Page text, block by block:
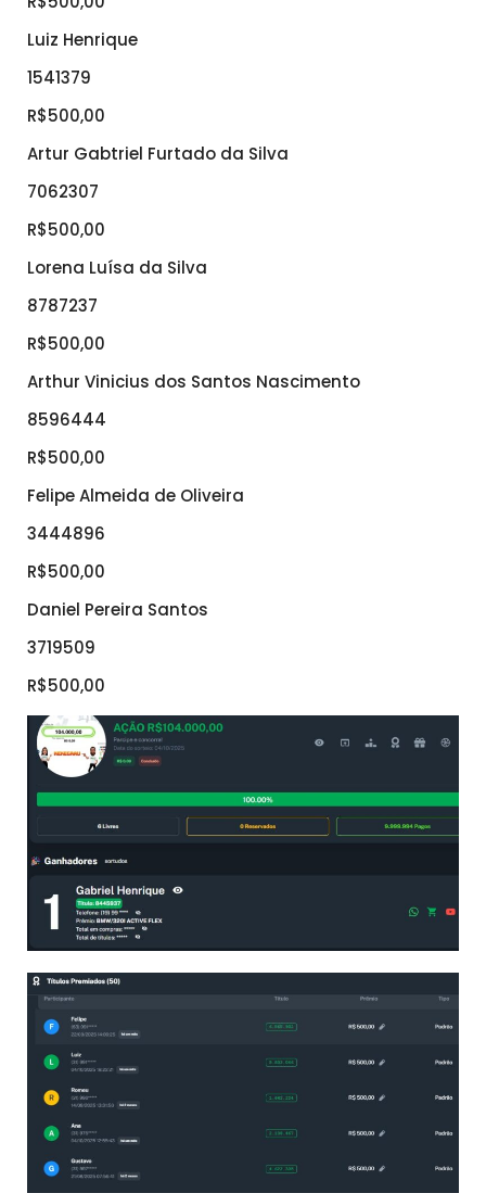
Luiz Henrique
1541379
R$500,00
Artur Gabtriel Furtado da Silva
7062307
R$500,00
Lorena Luísa da Silva
8787237
R$500,00
Arthur Vinicius dos Santos Nascimento
8596444
R$500,00
Felipe Almeida de Oliveira
3444896
R$500,00
Daniel Pereira Santos
3719509
R$500,00